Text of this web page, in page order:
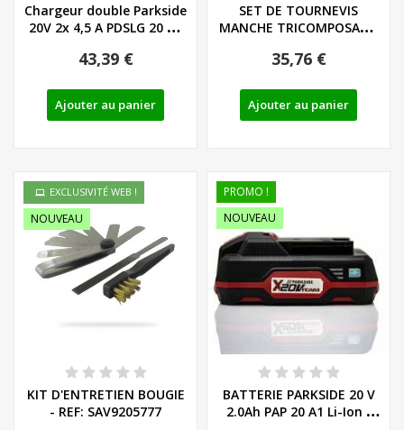
Chargeur double Parkside
20V 2x 4,5 A PDSLG 20 B1
43,39 €
Ajouter au panier
SET DE TOURNEVIS
MANCHE TRICOMPOSANT
35,76 €
Ajouter au panier
EXCLUSIVITÉ WEB !
NOUVEAU
KIT D'ENTRETIEN BOUGIE
- REF: SAV9205777
PROMO !
NOUVEAU
BATTERIE PARKSIDE 20 V
2.0Ah PAP 20 A1 Li-Ion -